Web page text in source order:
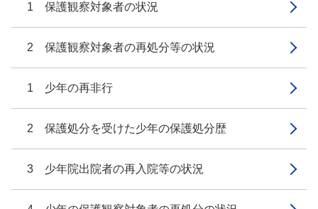
1 保護観察対象者の状況
2 保護観察対象者の再処分等の状況
1 少年の再非行
2 保護処分を受けた少年の保護処分歴
3 少年院出院者の再入院等の状況